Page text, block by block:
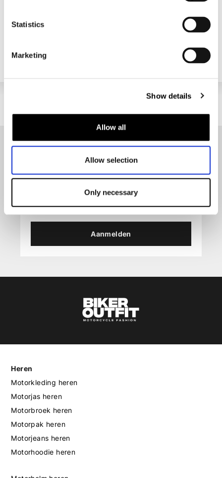
Statistics
Marketing
Show details
Allow all
Allow selection
Only necessary
Aanmelden
Heren
Motorkleding heren
Motorjas heren
Motorbroek heren
Motorpak heren
Motorjeans heren
Motorhoodie heren